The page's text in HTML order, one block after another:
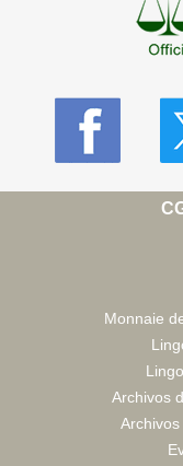
Monnaie
Archivos